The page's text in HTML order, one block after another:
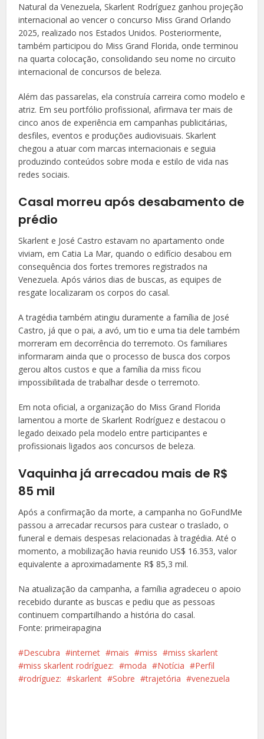
Natural da Venezuela, Skarlent Rodríguez ganhou projeção
internacional ao vencer o concurso Miss Grand Orlando
2025, realizado nos Estados Unidos. Posteriormente,
também participou do Miss Grand Florida, onde terminou
na quarta colocação, consolidando seu nome no circuito
internacional de concursos de beleza.
Além das passarelas, ela construía carreira como modelo e
atriz. Em seu portfólio profissional, afirmava ter mais de
cinco anos de experiência em campanhas publicitárias,
desfiles, eventos e produções audiovisuais. Skarlent
chegou a atuar com marcas internacionais e seguia
produzindo conteúdos sobre moda e estilo de vida nas
redes sociais.
Casal morreu após desabamento de
prédio
Skarlent e José Castro estavam no apartamento onde
viviam, em Catia La Mar, quando o edifício desabou em
consequência dos fortes tremores registrados na
Venezuela. Após vários dias de buscas, as equipes de
resgate localizaram os corpos do casal.
A tragédia também atingiu duramente a família de José
Castro, já que o pai, a avó, um tio e uma tia dele também
morreram em decorrência do terremoto. Os familiares
informaram ainda que o processo de busca dos corpos
gerou altos custos e que a família da miss ficou
impossibilitada de trabalhar desde o terremoto.
Em nota oficial, a organização do Miss Grand Florida
lamentou a morte de Skarlent Rodríguez e destacou o
legado deixado pela modelo entre participantes e
profissionais ligados aos concursos de beleza.
Vaquinha já arrecadou mais de R$
85 mil
Após a confirmação da morte, a campanha no GoFundMe
passou a arrecadar recursos para custear o traslado, o
funeral e demais despesas relacionadas à tragédia. Até o
momento, a mobilização havia reunido US$ 16.353, valor
equivalente a aproximadamente R$ 85,3 mil.
Na atualização da campanha, a família agradeceu o apoio
recebido durante as buscas e pediu que as pessoas
continuem compartilhando a história do casal.
Fonte: primeirapagina
Descubra internet mais miss
miss skarlent
miss skarlent rodríguez:
moda Notícia
Perfil
rodríguez:
skarlent Sobre trajetória venezuela